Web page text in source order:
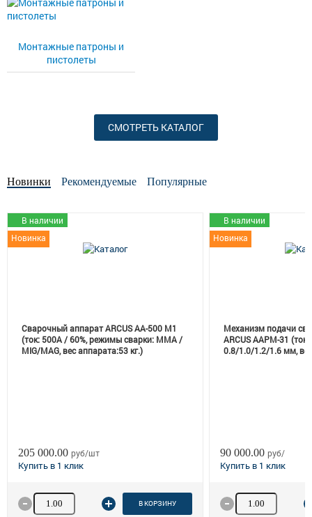
Монтажные патроны и
пистолеты
СМОТРЕТЬ КАТАЛОГ
Новинки Рекомендуемые Популярные
В наличии
Новинка
Сварочный аппарат ARCUS AA-500 M1
(ток: 500A / 60%, режимы сварки: MMA /
MIG/MAG, вес аппарата:53 кг.)
205 000.00 руб/шт
Количество товара В КОРЗИНУ
В наличии
Новинка
Механизм подачи
ARCUS AAPM-31
0.8/1.0/1.2/1.6 мм,
90 000.00 руб/
Количество